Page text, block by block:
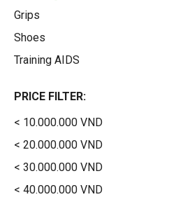
Grips
Shoes
Training AIDS
PRICE FILTER:
< 10.000.000 VND
< 20.000.000 VND
< 30.000.000 VND
< 40.000.000 VND